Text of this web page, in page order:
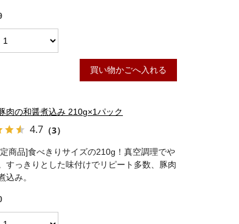
買い物かごへ入れる
肉の和醤煮込み 210g×1パック
4.7 （3）
商品]食べきりサイズの210g！真空調理でや
すっきりとした味付けでリピート多数、豚肉
込み。